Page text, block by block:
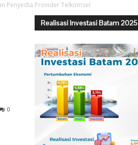
Penyedia Provider Telkomsel
0
Realisasi Investasi Batam 2025